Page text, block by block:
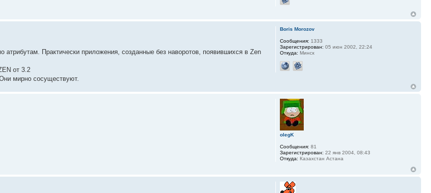
Практически приложения, созданные без наворотов, появившихся в Zen
от 3.2
мирно сосуществуют.
Boris Morozov
Сообщения: 1333
Зарегистрирован: 05 июн 2002, 22:24
Откуда: Минск
olegK
Сообщения: 81
Зарегистрирован: 22 янв 2004, 08:43
Откуда: Казахстан Астана